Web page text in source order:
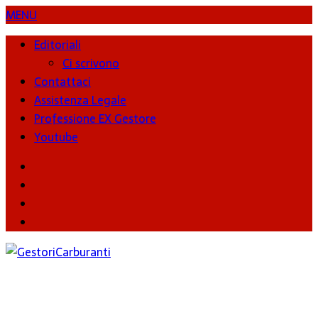
MENU
Editoriali
Ci scrivono
Contattaci
Assistenza Legale
Professione EX Gestore
Youtube